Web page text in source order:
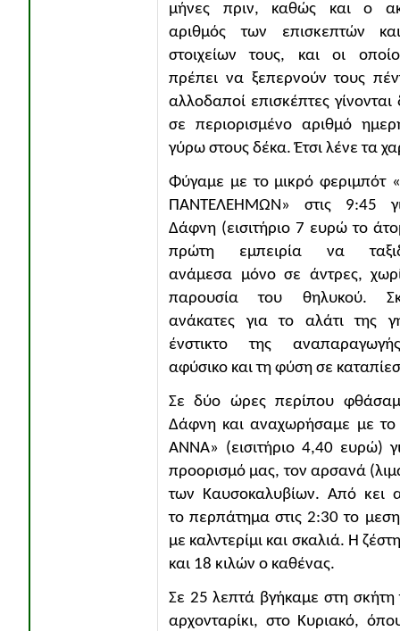
μήνες πριν, καθώς και ο
αριθμός των επισκεπτών
στοιχείων τους, και οι
πρέπει να ξεπερνούν τους
αλλοδαποί επισκέπτες γίνονται
σε περιορισμένο αριθμό
γύρω στους δέκα. Έτσι λένε τα
Φύγαμε με το μικρό φεριμπότ
ΠΑΝΤΕΛΕΗΜΩΝ» στις 9:45
Δάφνη (εισιτήριο 7 ευρώ το
πρώτη εμπειρία να
ανάμεσα μόνο σε άντρες,
παρουσία του θηλυκού.
ανάκατες για το αλάτι της
ένστικτο της
αφύσικο και τη φύση σε
Σε δύο ώρες περίπου
Δάφνη και αναχωρήσαμε με το
ΑΝΝΑ» (εισιτήριο 4,40 ευρώ)
προορισμό μας, τον αρσανά
των Καυσοκαλυβίων. Από κει
το περπάτημα στις 2:30 το
με καλντερίμι και σκαλιά. Η
και 18 κιλών ο καθένας.
Σε 25 λεπτά βγήκαμε στη
αρχονταρίκι, στο Κυριακό,